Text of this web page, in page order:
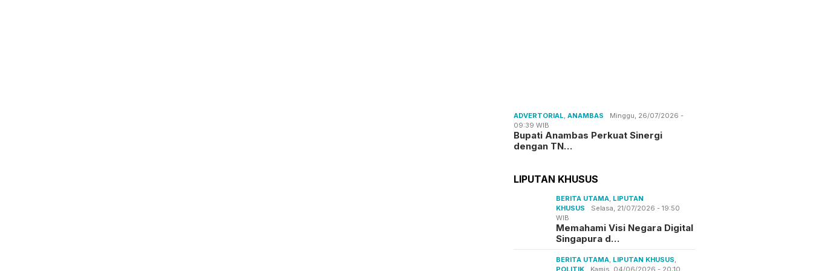
ADVERTORIAL ,ANAMBAS
Minggu, 26/07/2026 -
09:39 WIB
Bupati Anambas Perkuat Sinergi
dengan TN…
LIPUTAN KHUSUS
BERITA UTAMA LIPUTAN
KHUSUS
Selasa, 21/07/2026 - 19:50
WIB
Memahami Visi Negara Digital
Singapura d…
BERITA UTAMA LIPUTAN KHUSUS
POLITIK
Kamis, 04/06/2026 - 20:10